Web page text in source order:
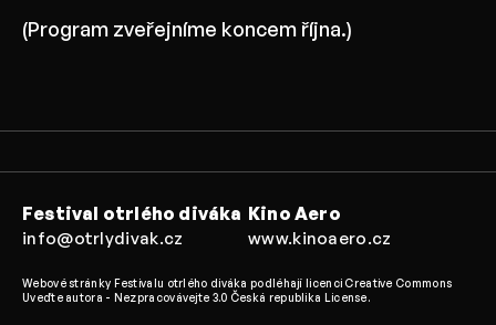
(Program zveřejníme koncem října.)
Festival otrlého diváka
info@otrlydivak.cz
Kino Aero
www.kinoaero.cz
Webové stránky Festivalu otrlého diváka podléhají licenci Creative Commons
Uveďte autora - Nezpracovávejte 3.0 Česká republika License.